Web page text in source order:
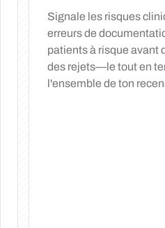
Signale les risques
erreurs de
patients à risque avant
des rejets—le tout en
l'ensemble de ton